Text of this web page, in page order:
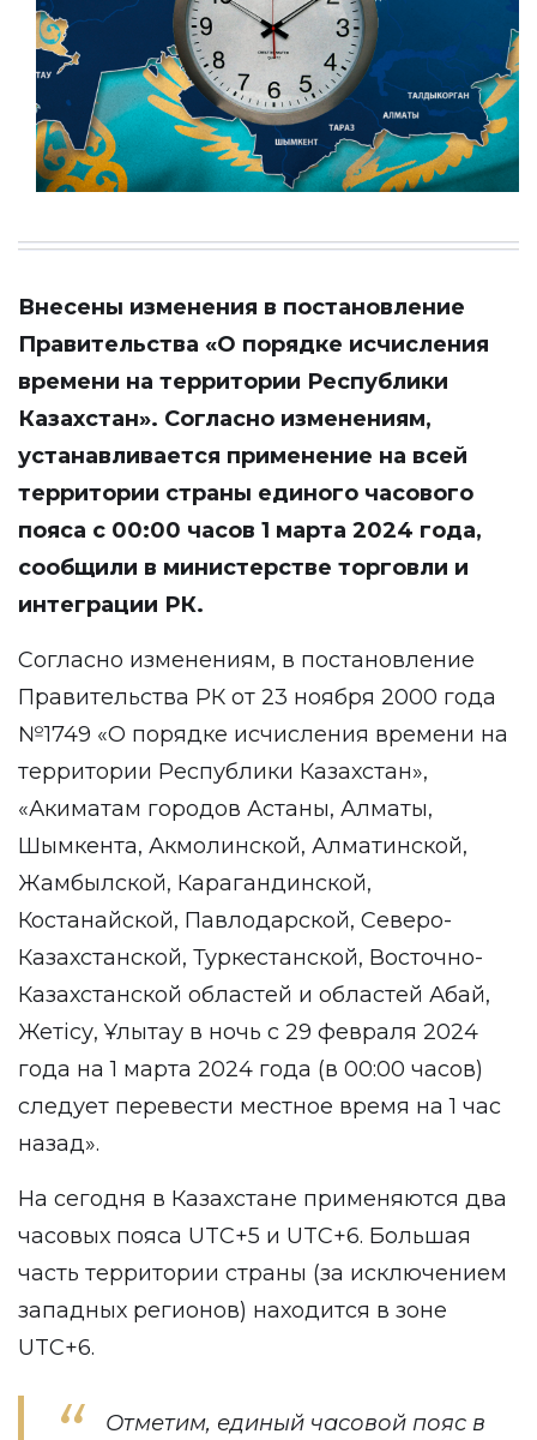
Внесены изменения в постановление
Правительства «О порядке исчисления
времени на территории Республики
Казахстан». Согласно изменениям,
устанавливается применение на всей
территории страны единого часового
пояса с 00:00 часов 1 марта 2024 года,
сообщили в министерстве торговли и
интеграции РК.
Согласно изменениям, в постановление
Правительства РК от 23 ноября 2000 года
№1749 «О порядке исчисления времени на
территории Республики Казахстан»,
«Акиматам городов Астаны, Алматы,
Шымкента, Акмолинской, Алматинской,
Жамбылской, Карагандинской,
Костанайской, Павлодарской, Северо-
Казахстанской, Туркестанской, Восточно-
Казахстанской областей и областей Абай,
Жетісу, Ұлытау в ночь с 29 февраля 2024
года на 1 марта 2024 года (в 00:00 часов)
следует перевести местное время на 1 час
назад».
На сегодня в Казахстане применяются два
часовых пояса UTC+5 и UTC+6. Большая
часть территории страны (за исключением
западных регионов) находится в зоне
UTC+6.
Отметим, единый часовой пояс в